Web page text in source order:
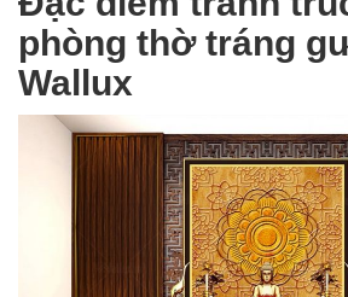
phòng thờ tráng
Wallux